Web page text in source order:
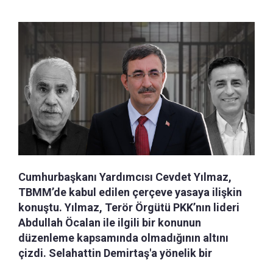
Cumhurbaşkanı Yardımcısı Cevdet Yılmaz,
TBMM’de kabul edilen çerçeve yasaya ilişkin
konuştu. Yılmaz, Terör Örgütü PKK’nın lideri
Abdullah Öcalan ile ilgili bir konunun
düzenleme kapsamında olmadığının altını
çizdi. Selahattin Demirtaş'a yönelik bir